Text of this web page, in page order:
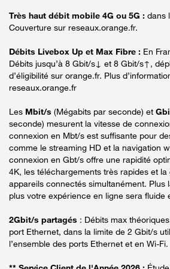
Très haut débit mobile 4G ou 5G : dans
Couverture sur reseaux.orange.fr.
Débits Livebox Up et Max Fibre : En
Débits jusqu’à 8 Gbit/s↓ et 8 Gbit/s↑,
d’éligibilité sur orange.fr. Plus
reseaux.orange.fr
Les Mbit/s (Mégabits par seconde) et
seconde) mesurent la vitesse de
connexion en Mbt/s est suffisante pour
comme le streaming HD et la navigation
connexion en Gbt/s offre une rapidité
4K, les téléchargements très rapides et
appareils connectés simultanément. Plus
plus votre expérience en ligne sera fluide
2Gbit/s partagés : Débits max
port Ethernet, dans la limite de 2 Gbit/s
l’ensemble des ports Ethernet et en Wi-Fi.